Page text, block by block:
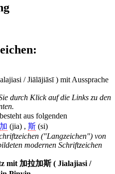
:
durch Klick auf die Links zu den
aus folgenden
加 (jia) , 斯 (si)
("Langzeichen") von
modernen Schriftzeichen
mit 加拉加斯 ( Jialajiasi /